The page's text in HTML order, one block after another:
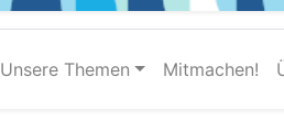
Unsere Themen Mitmachen!